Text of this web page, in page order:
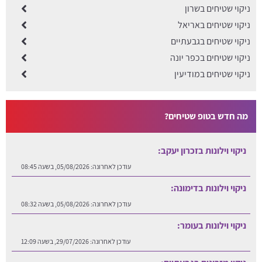
ניקוי שטיחים בשרון
ניקוי שטיחים באריאל
ניקוי שטיחים בגבעתיים
ניקוי שטיחים בכפר יונה
ניקוי שטיחים במודיעין
מה חדש בטופ שטיחים?
ניקוי וילונות בזכרון יעקב:
עודכן לאחרונה: 05/08/2026, בשעה 08:45
ניקוי וילונות בדימונה:
עודכן לאחרונה: 05/08/2026, בשעה 08:32
ניקוי וילונות בעומר:
עודכן לאחרונה: 29/07/2026, בשעה 12:09